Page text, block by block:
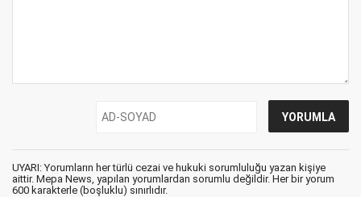
UYARI: Yorumların her türlü cezai ve hukuki sorumluluğu yazan kişiye
aittir. Mepa News, yapılan yorumlardan sorumlu değildir. Her bir yorum
600 karakterle (boşluklu) sınırlıdır.